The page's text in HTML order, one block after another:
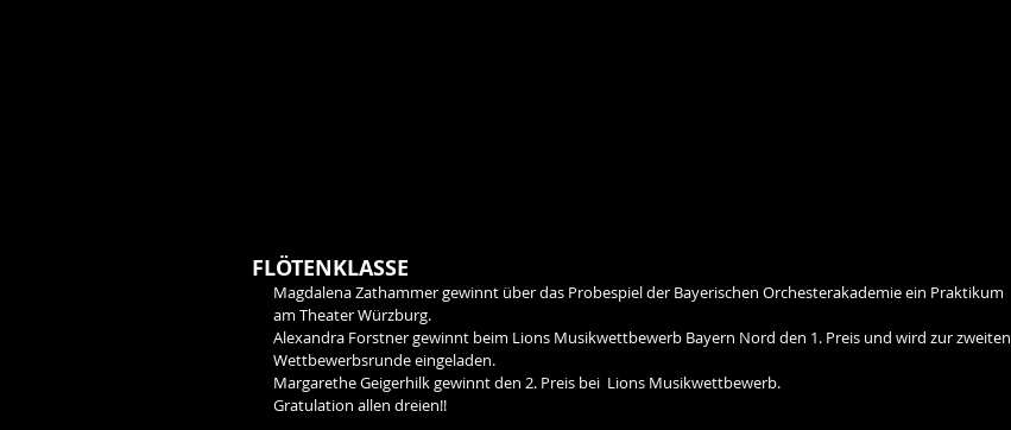
FLÖTENKLASSE
Magdalena Zathammer gewinnt über das Probespiel der Bayerischen Orchesterakademie ein Praktikum
am Theater Würzburg.
Alexandra Forstner gewinnt beim Lions Musikwettbewerb Bayern Nord den 1. Preis und wird zur zweiten
Wettbewerbsrunde eingeladen.
Margarethe Geigerhilk gewinnt den 2. Preis bei  Lions Musikwettbewerb.
Gratulation allen dreien!!